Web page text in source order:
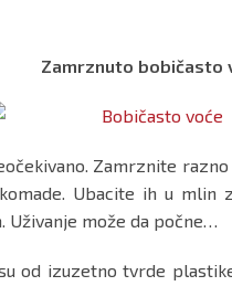
Zamrznuto bobičasto
Zamrznite
Ubacite ih u
može da počne…
od izuzetno tvrde